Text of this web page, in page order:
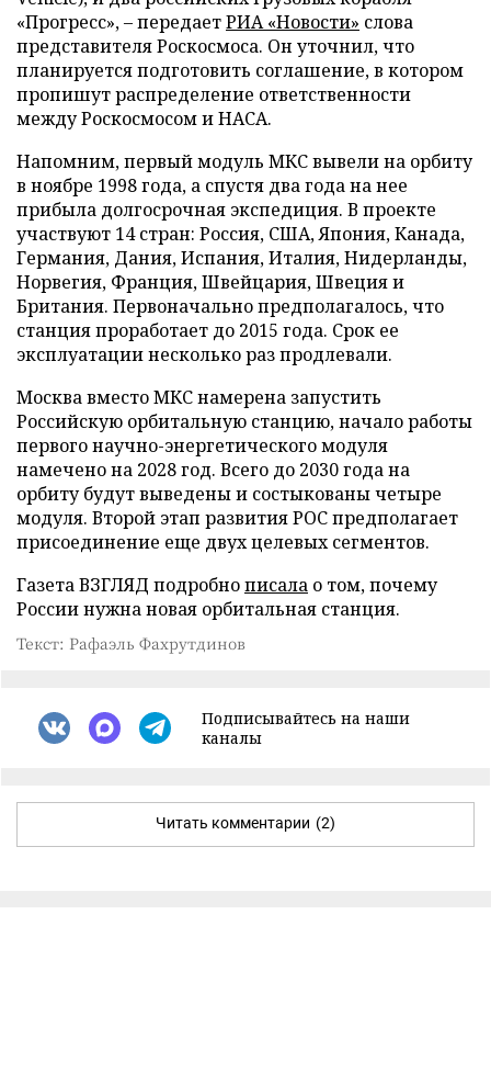
«Прогресс», – передаетРИА «Новости» слова
представителя Роскосмоса. Он уточнил, что
планируется подготовить соглашение, в котором
пропишут распределение ответственности
между Роскосмосом и НАСА.
Напомним, первый модуль МКС вывели на орбиту
в ноябре 1998 года, а спустя два года на нее
прибыла долгосрочная экспедиция. В проекте
участвуют 14 стран: Россия, США, Япония, Канада,
Германия, Дания, Испания, Италия, Нидерланды,
Норвегия, Франция, Швейцария, Швеция и
Британия. Первоначально предполагалось, что
станция проработает до 2015 года. Срок ее
эксплуатации несколько раз продлевали.
Москва вместо МКС намерена запустить
Российскую орбитальную станцию, начало работы
первого научно-энергетического модуля
намечено на 2028 год. Всего до 2030 года на
орбиту будут выведены и состыкованы четыре
модуля. Второй этап развития РОС предполагает
присоединение еще двух целевых сегментов.
Газета ВЗГЛЯД подробнописала о том, почему
России нужна новая орбитальная станция.
Текст: Рафаэль Фахрутдинов
Подписывайтесь на наши
каналы
Читать комментарии (2)